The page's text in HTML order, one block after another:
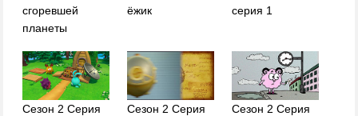
сгоревшей
планеты
ёжик
серия 1
Сезон 2 Серия
Сезон 2 Серия
Сезон 2 Серия